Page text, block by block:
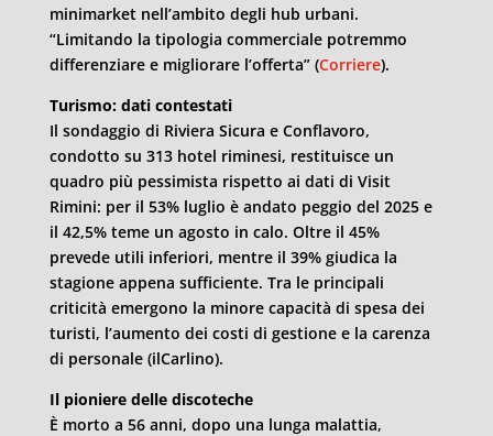
minimarket nell’ambito degli hub urbani.
“Limitando la tipologia commerciale potremmo
differenziare e migliorare l’offerta” (Corriere).
Turismo: dati contestati
Il sondaggio di Riviera Sicura e Conflavoro,
condotto su 313 hotel riminesi, restituisce un
quadro più pessimista rispetto ai dati di Visit
Rimini: per il 53% luglio è andato peggio del 2025 e
il 42,5% teme un agosto in calo. Oltre il 45%
prevede utili inferiori, mentre il 39% giudica la
stagione appena sufficiente. Tra le principali
criticità emergono la minore capacità di spesa dei
turisti, l’aumento dei costi di gestione e la carenza
di personale (ilCarlino).
Il pioniere delle discoteche
È morto a 56 anni, dopo una lunga malattia,